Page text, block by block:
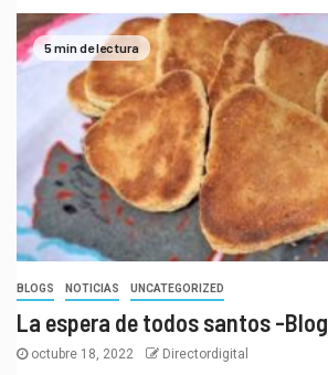
5 min de lectura
BLOGS NOTICIAS UNCATEGORIZED
La espera de todos santos -Blog
octubre 18, 2022 Directordigital